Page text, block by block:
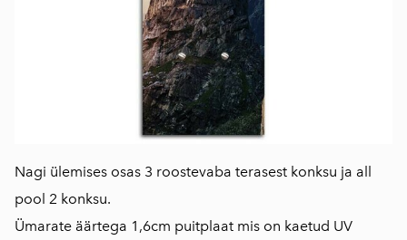
Nagi ülemises osas 3 roostevaba terasest konksu ja all
pool 2 konksu.
Ümarate äärtega 1,6cm puitplaat mis on kaetud UV